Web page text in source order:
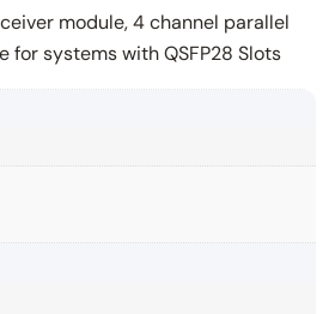
module, 4 channel parallel
for systems with QSFP28 Slots